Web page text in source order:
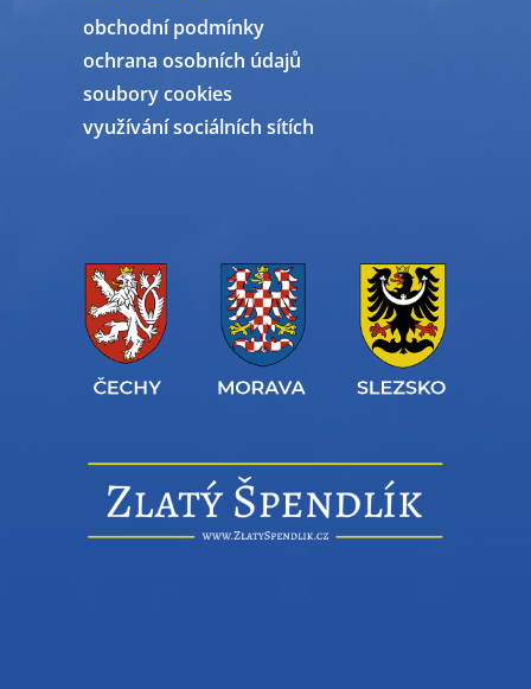
obchodní podmínky
ochrana osobních údajů
soubory cookies
využívání sociálních sítích